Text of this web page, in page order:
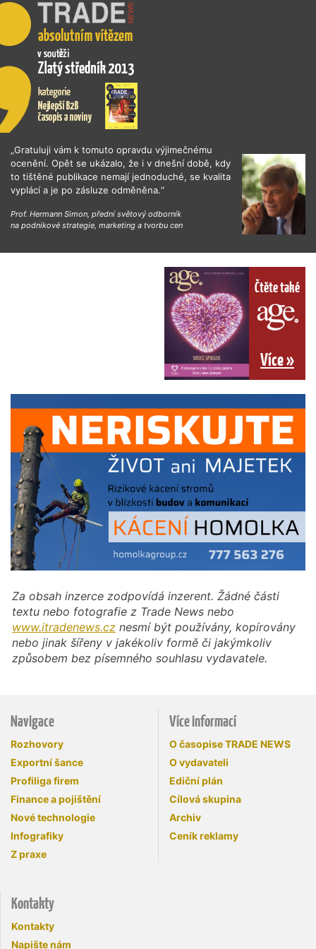
„Gratuluji vám k tomuto opravdu výjimečnému
ocenění. Opět se ukázalo, že i v dnešní době, kdy
to tištěné publikace nemají jednoduché, se kvalita
vyplácí a je po zásluze odměněna.“
Prof. Hermann Simon, přední světový odborník
na podnikové strategie, marketing a tvorbu cen
Čtěte také
Více »
Za obsah inzerce zodpovídá inzerent. Žádné části
textu nebo fotografie z Trade News nebo
www.itradenews.cz nesmí být používány, kopírovány
nebo jinak šířeny v jakékoliv formě či jakýmkoliv
způsobem bez písemného souhlasu vydavatele.
Navigace
Rozhovory
Exportní šance
Profiliga firem
Finance a pojištění
Nové technologie
Infografiky
Z praxe
Více informací
O časopise TRADE NEWS
O vydavateli
Ediční plán
Cílová skupina
Archiv
Ceník reklamy
Kontakty
Kontakty
Napište nám